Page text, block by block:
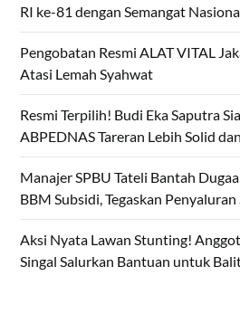
RI ke-81 dengan Semangat
Pengobatan Resmi ALAT VITAL
Atasi Lemah Syahwat
Resmi Terpilih! Budi Eka Saputra
ABPEDNAS Tareran Lebih Solid
Manajer SPBU Tateli Bantah
BBM Subsidi, Tegaskan
Aksi Nyata Lawan Stunting!
Singal Salurkan Bantuan untuk